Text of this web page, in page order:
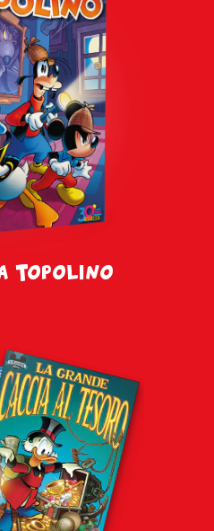
Topolino